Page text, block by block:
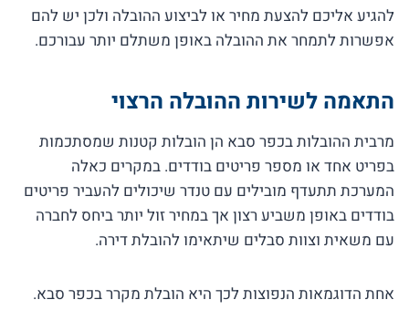
להגיע אליכם להצעת מחיר או לביצוע ההובלה ולכן יש להם
אפשרות לתמחר את ההובלה באופן משתלם יותר עבורכם.
התאמה לשירות ההובלה הרצוי
מרבית ההובלות בכפר סבא הן הובלות קטנות שמסתכמות
בפריט אחד או מספר פריטים בודדים. במקרים כאלה
המערכת תתעדף מובילים עם טנדר שיכולים להעביר פריטים
בודדים באופן משביע רצון אך במחיר זול יותר ביחס לחברה
עם משאית וצוות סבלים שיתאימו להובלת דירה.
אחת הדוגמאות הנפוצות לכך היא הובלת מקרר בכפר סבא.